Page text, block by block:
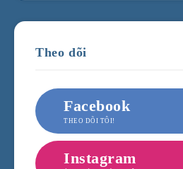
Theo dõi
Facebook
THEO DÕI TÔI!
Instagram